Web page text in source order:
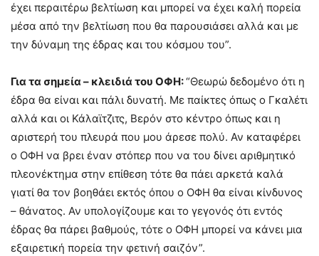
έχει περαιτέρω βελτίωση και μπορεί να έχει καλή πορεία
μέσα από την βελτίωση που θα παρουσιάσει αλλά και με
την δύναμη της έδρας και του κόσμου του”.
Για τα σημεία – κλειδιά του ΟΦΗ:“Θεωρώ δεδομένο ότι η
έδρα θα είναι και πάλι δυνατή. Με παίκτες όπως ο Γκαλέτι
αλλά και οι Κάλαϊτζιτς, Βερόν στο κέντρο όπως και η
αριστερή του πλευρά που μου άρεσε πολύ. Αν καταφέρει
ο ΟΦΗ να βρει έναν στόπερ που να του δίνει αριθμητικό
πλεονέκτημα στην επίθεση τότε θα πάει αρκετά καλά
γιατί θα τον βοηθάει εκτός όπου ο ΟΦΗ θα είναι κίνδυνος
– θάνατος. Αν υπολογίζουμε και το γεγονός ότι εντός
έδρας θα πάρει βαθμούς, τότε ο ΟΦΗ μπορεί να κάνει μια
εξαιρετική πορεία την φετινή σαιζόν”.